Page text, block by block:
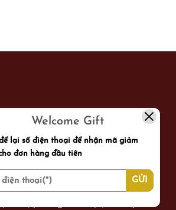
Điểm, phường Cầu Kiệu, thành phố
Welcome Gift
lại số điện thoại để nhận mã giảm
đơn hàng đầu tiên